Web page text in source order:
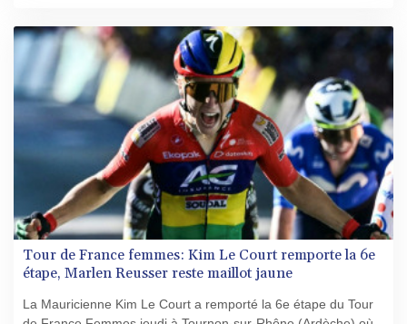
Tour de France femmes: Kim Le Court remporte la 6e
étape, Marlen Reusser reste maillot jaune
La Mauricienne Kim Le Court a remporté la 6e étape du Tour